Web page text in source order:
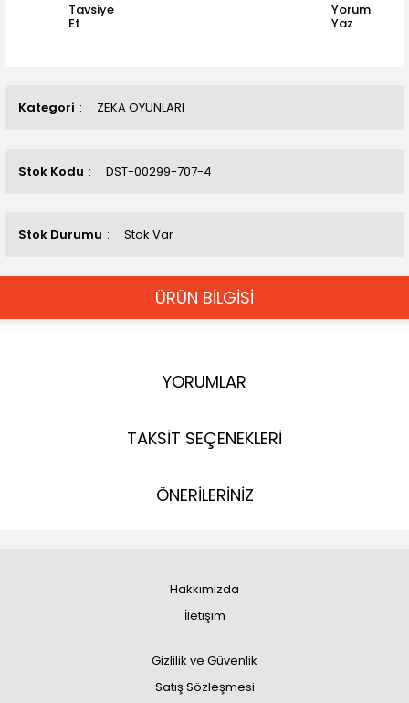
Kategori ZEKA OYUNLARI
Stok Kodu DST-00299-707-4
Stok Durumu Stok Var
Tavsiye
Et
Yorum
Yaz
ÜRÜN BİLGİSİ
YORUMLAR
TAKSİT SEÇENEKLERİ
ÖNERİLERİNİZ
Hakkımızda
İletişim
Gizlilik ve Güvenlik
Satış Sözleşmesi